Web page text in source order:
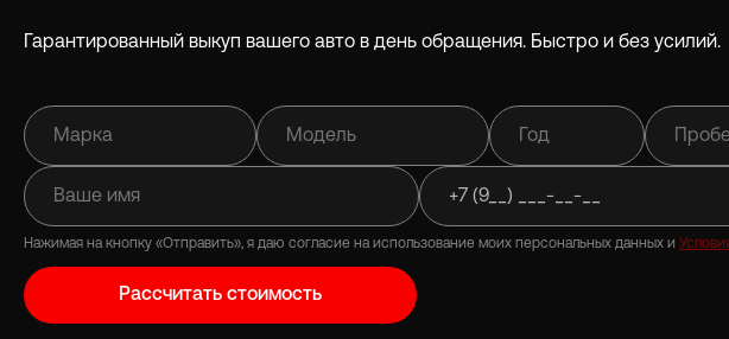
Гарантированный выкуп вашего авто в день обращения. Быстро и без усилий.
Нажимая на кнопку «Отправить», я даю согласие на использование моих персональных данных и
Рассчитать стоимость